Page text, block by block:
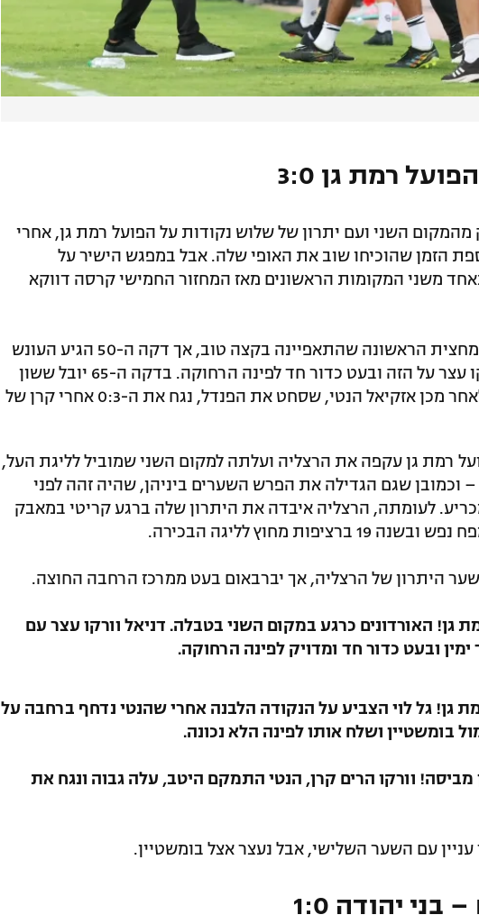
רמת גן 3:0
השני ועם יתרון של שלוש נקודות על הפועל רמת גן, אחרי
הזמן שהוכיחו שוב את האופי שלה. אבל במפגש הישיר על
משני המקומות הראשונים מאז המחזור החמישי קרסה דווקא
הרצליה הייתה טובה יותר במחצית הראשונה שהתאפיינה בקצה טוב, אך דקה ה-50 הגיע העונש
על ההחמצות, כשדניאל וורקו עצר על הזה ובעט כדור חד לפינה הרחוקה. בדקה ה-65 יובל ששון
הכפיל בפנדל, וחמש דקות לאחר מכן אזקיאל הנטי, שסחט את הפנדל, נגח את ה-0:3 אחרי קרן של
רמת גן עקפה את הרצליה ועלתה למקום השני שמוביל לליגת העל,
שיחקה כבר 13 שנה – וכמובן שגם הגדילה את הפרש השערים ביניהן, שהיה זהה לפני
לעומתה, הרצליה איבדה את היתרון שלה ברגע קריטי במאבק
מחוץ לליגה הבכירה.
להפועל רמת גן! האורדונים כרגע במקום השני בטבלה. דניאל וורקו עצר עם
ובעט כדור חד ומדויק לפינה הרחוקה.
0:2 להפועל רמת גן! גל לוי הצביע על הנקודה הלבנה אחרי שהנטי נדחף ברחבה על
בומשטיין ושלח אותו לפינה הלא נכונה.
גן מביסה! וורקו הרים קרן, הנטי התמקם היטב, עלה גבוה ונגח את
יהודה 1:0